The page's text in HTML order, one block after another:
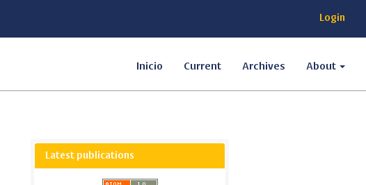
Login
Inicio Current Archives About
Latest publications